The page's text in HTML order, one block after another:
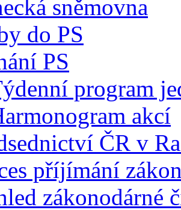
sněmovna
do PS
PS
program
akcí
ČR v
příjímání
zákonodárné